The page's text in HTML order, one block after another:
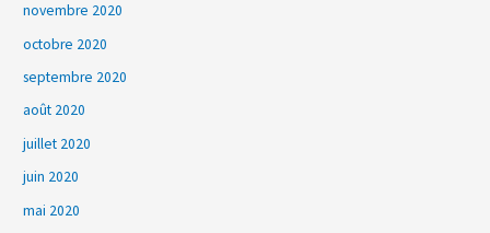
novembre 2020
octobre 2020
septembre 2020
août 2020
juillet 2020
juin 2020
mai 2020